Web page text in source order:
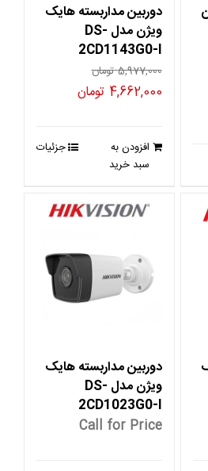
دوربین مداربسته هایک
ویژن مدل DS-
2CD1143G0-I
5,977,000تومان
قیمت
بود.
4,662,000 تومانقیمت
است.
افزودن به
سبد خرید
جزئیات
دوربین مداربسته هایک
ویژن مدل DS-
2CD1023G0-I
Call for Price